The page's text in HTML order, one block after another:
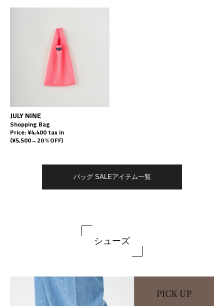
JULY NINE
Shopping Bag
Price: ¥4,400 tax in
(¥5,500→20％OFF)
バッグ SALEアイテム一覧
シューズ